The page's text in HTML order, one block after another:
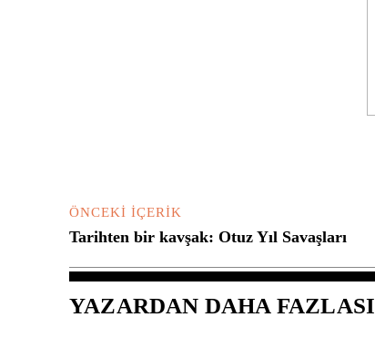
ÖNCEKI İÇERIK
Tarihten bir kavşak: Otuz Yıl Savaşları
YAZARDAN DAHA FAZLASI